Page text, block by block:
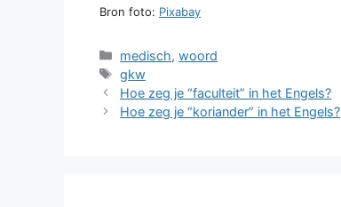
Bron foto: Pixabay
Categorieën
medisch,woord
Tags
gkw
Hoe zeg je “faculteit” in het Engels?
Hoe zeg je “koriander” in het Engels?